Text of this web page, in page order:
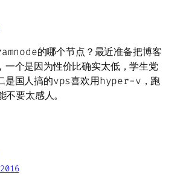
的哪个节点？最近准备把博客
一个是因为性价比确实太低，学生党
是国人搞的vps喜欢用hyper-v，跑
要太感人。